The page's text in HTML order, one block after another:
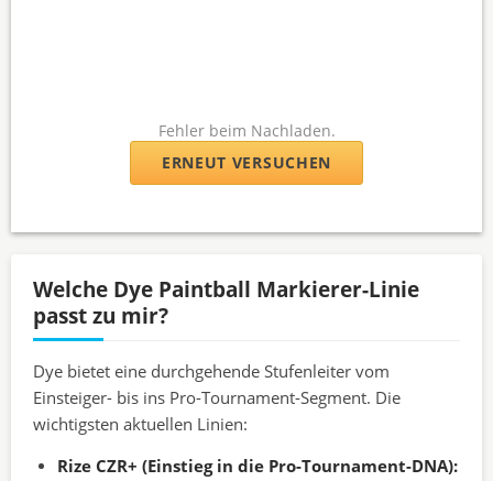
Fehler beim Nachladen.
ERNEUT VERSUCHEN
Welche Dye Paintball Markierer-Linie
passt zu mir?
Dye bietet eine durchgehende Stufenleiter vom
Einsteiger- bis ins Pro-Tournament-Segment. Die
wichtigsten aktuellen Linien:
Rize CZR+ (Einstieg in die Pro-Tournament-DNA):